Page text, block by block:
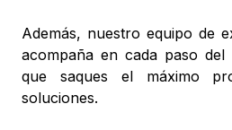
Además, nuestro equipo de
acompaña en cada paso del
que saques el máximo
soluciones.